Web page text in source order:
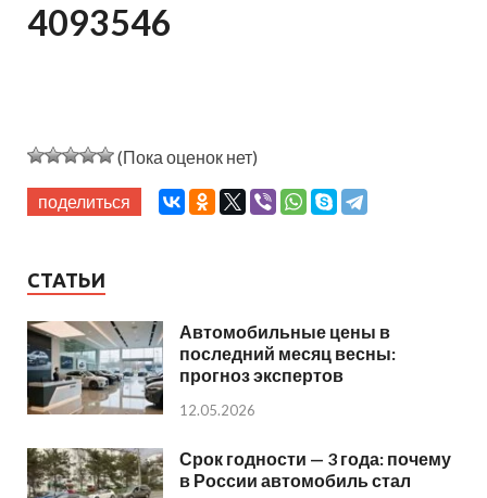
4093546
(Пока оценок нет)
поделиться
СТАТЬИ
Автомобильные цены в
последний месяц весны:
прогноз экспертов
12.05.2026
Срок годности — 3 года: почему
в России автомобиль стал